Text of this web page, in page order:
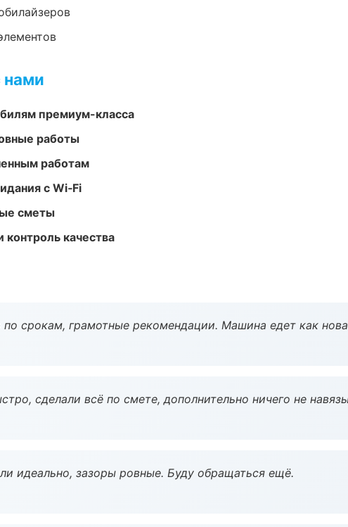
нами
премиум-класса
работы
работам
с Wi‑Fi
сметы
качества
срокам, грамотные рекомендации. Машина едет как
сделали всё по смете, дополнительно ничего не
идеально, зазоры ровные. Буду обращаться ещё.